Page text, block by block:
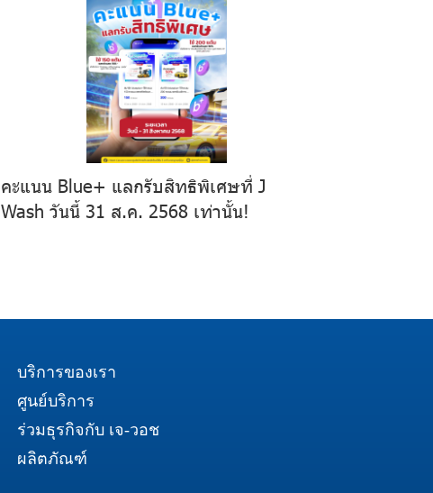
คะแนน Blue+ แลกรับสิทธิพิเศษที่ J
Wash วันนี้ 31 ส.ค. 2568 เท่านั้น!
บริการของเรา
ศูนย์บริการ
ร่วมธุรกิจกับ เจ-วอช
ผลิตภัณฑ์